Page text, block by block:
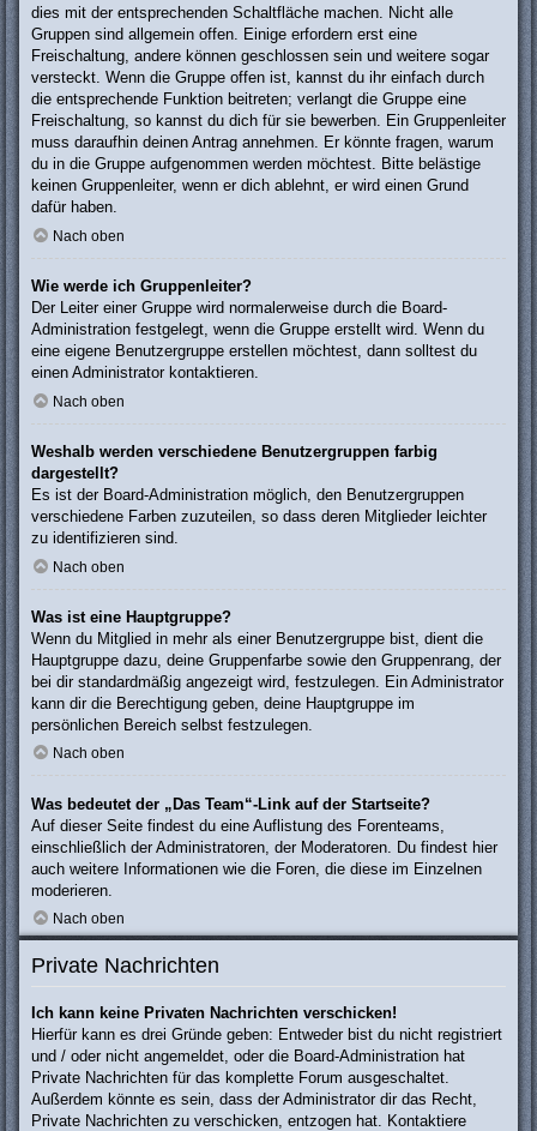
dies mit der entsprechenden Schaltfläche machen. Nicht alle
Gruppen sind allgemein offen. Einige erfordern erst eine
Freischaltung, andere können geschlossen sein und weitere sogar
versteckt. Wenn die Gruppe offen ist, kannst du ihr einfach durch
die entsprechende Funktion beitreten; verlangt die Gruppe eine
Freischaltung, so kannst du dich für sie bewerben. Ein Gruppenleiter
muss daraufhin deinen Antrag annehmen. Er könnte fragen, warum
du in die Gruppe aufgenommen werden möchtest. Bitte belästige
keinen Gruppenleiter, wenn er dich ablehnt, er wird einen Grund
dafür haben.
Nach oben
Wie werde ich Gruppenleiter?
Der Leiter einer Gruppe wird normalerweise durch die Board-
Administration festgelegt, wenn die Gruppe erstellt wird. Wenn du
eine eigene Benutzergruppe erstellen möchtest, dann solltest du
einen Administrator kontaktieren.
Nach oben
Weshalb werden verschiedene Benutzergruppen farbig
dargestellt?
Es ist der Board-Administration möglich, den Benutzergruppen
verschiedene Farben zuzuteilen, so dass deren Mitglieder leichter
zu identifizieren sind.
Nach oben
Was ist eine Hauptgruppe?
Wenn du Mitglied in mehr als einer Benutzergruppe bist, dient die
Hauptgruppe dazu, deine Gruppenfarbe sowie den Gruppenrang, der
bei dir standardmäßig angezeigt wird, festzulegen. Ein Administrator
kann dir die Berechtigung geben, deine Hauptgruppe im
persönlichen Bereich selbst festzulegen.
Nach oben
Was bedeutet der „Das Team“-Link auf der Startseite?
Auf dieser Seite findest du eine Auflistung des Forenteams,
einschließlich der Administratoren, der Moderatoren. Du findest hier
auch weitere Informationen wie die Foren, die diese im Einzelnen
moderieren.
Nach oben
Private Nachrichten
Ich kann keine Privaten Nachrichten verschicken!
Hierfür kann es drei Gründe geben: Entweder bist du nicht registriert
und / oder nicht angemeldet, oder die Board-Administration hat
Private Nachrichten für das komplette Forum ausgeschaltet.
Außerdem könnte es sein, dass der Administrator dir das Recht,
Private Nachrichten zu verschicken, entzogen hat. Kontaktiere